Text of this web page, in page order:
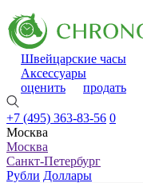
Швейцарские часы
Аксессуары
оценить
продать
+7 (495) 363-83-56 0
Москва
Москва
Санкт-Петербург
Рубли Доллары